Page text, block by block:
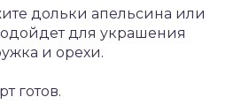
дольки апельсина или
для украшения
и орехи.
готов.